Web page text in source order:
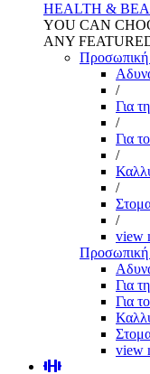
HEALTH &
YOU CAN
ANY
Προσωπική
/
Για
/
Για
/
/
/
view
Προσωπική
Για
Για
view